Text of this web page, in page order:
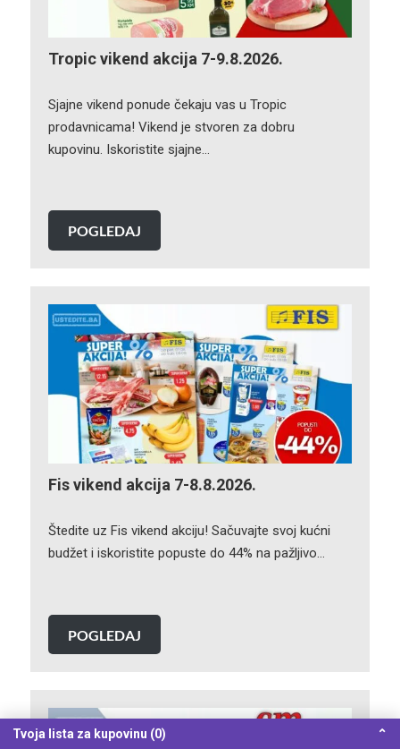
Tropic vikend akcija 7-9.8.2026.
Sjajne vikend ponude čekaju vas u Tropic
prodavnicama! Vikend je stvoren za dobru
kupovinu. Iskoristite sjajne…
POGLEDAJ
Fis vikend akcija 7-8.8.2026.
Štedite uz Fis vikend akciju! Sačuvajte svoj kućni
budžet i iskoristite popuste do 44% na pažljivo…
POGLEDAJ
Tvoja lista za kupovinu (0) ⌃